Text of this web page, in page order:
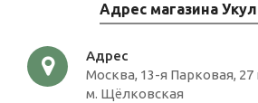
Адрес магазина
Адрес
Москва, 13-я Парковая, 27
м. Щёлковская